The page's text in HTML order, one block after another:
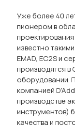
Уже более 40
пионером в
известно
EMAD, EC2S и
производятся
оборудовании.
компанией
производстве
инструментов)
качества и